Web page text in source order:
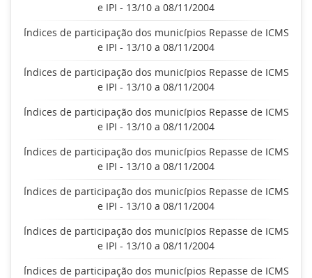
e IPI - 13/10 a 08/11/2004
Índices de participação dos municípios Repasse de ICMS
e IPI - 13/10 a 08/11/2004
Índices de participação dos municípios Repasse de ICMS
e IPI - 13/10 a 08/11/2004
Índices de participação dos municípios Repasse de ICMS
e IPI - 13/10 a 08/11/2004
Índices de participação dos municípios Repasse de ICMS
e IPI - 13/10 a 08/11/2004
Índices de participação dos municípios Repasse de ICMS
e IPI - 13/10 a 08/11/2004
Índices de participação dos municípios Repasse de ICMS
e IPI - 13/10 a 08/11/2004
Índices de participação dos municípios Repasse de ICMS